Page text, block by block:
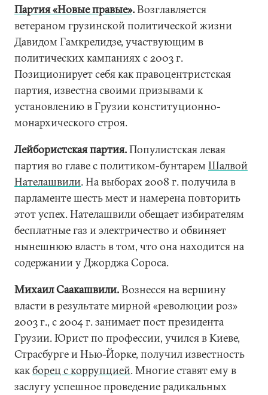
Партия «Новые правые».Возглавляется
ветераном грузинской политической жизни
Давидом Гамкрелидзе, участвующим в
политических кампаниях с 2003 г.
Позиционирует себя как правоцентристская
партия, известна своими призывами к
установлению в Грузии конституционно-
монархического строя.
Лейбористская партия.Популистская левая
партия во главе с политиком-бунтарем Шалвой
Нателашвили. На выборах 2008 г. получила в
парламенте шесть мест и намерена повторить
этот успех. Нателашвили обещает избирателям
бесплатные газ и электричество и обвиняет
нынешнюю власть в том, что она находится на
содержании у Джорджа Сороса.
Михаил Саакашвили.Вознесся на вершину
власти в результате мирной «революции роз»
2003 г., с 2004 г. занимает пост президента
Грузии. Юрист по профессии, учился в Киеве,
Страсбурге и Нью-Йорке, получил известность
какборец с коррупцией. Многие ставят ему в
заслугу успешное проведение радикальных